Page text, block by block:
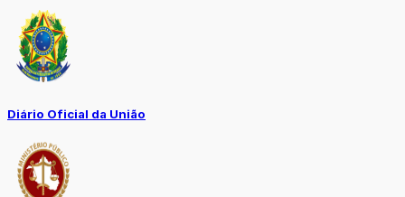
Diário Oficial da União